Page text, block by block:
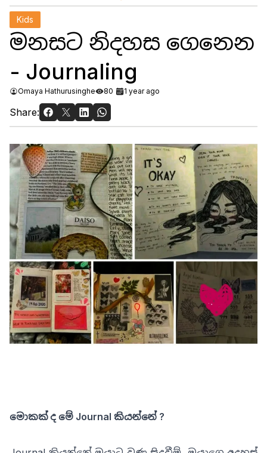
Kids
මනසට නිදහස ගෙනෙන
- Journaling
Omaya Hathurusinghe 80 1 year ago
Share:
මොකක් ද මේ Journal කියන්නේ ?